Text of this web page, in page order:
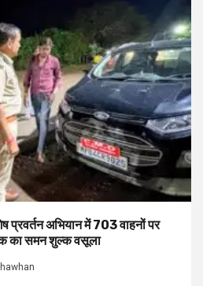
प्रवर्तन अभियान में 703 वाहनों पर
का समन शुल्क वसूला